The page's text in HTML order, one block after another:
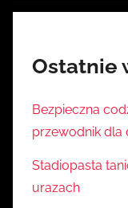
Ostatnie
Bezpieczna
przewodnik dla
Stadiopasta
urazach